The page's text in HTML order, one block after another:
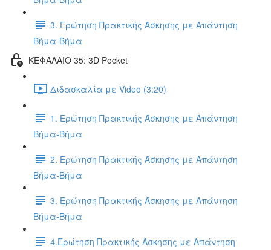
3. Ερώτηση Πρακτικής Άσκησης με Απάντηση
Βήμα-Βήμα
ΚΕΦΑΛΑΙΟ 35: 3D Pocket
Διδασκαλία με Video (3:20)
1. Ερώτηση Πρακτικής Άσκησης με Απάντηση
Βήμα-Βήμα
2. Ερώτηση Πρακτικής Άσκησης με Απάντηση
Βήμα-Βήμα
3. Ερώτηση Πρακτικής Άσκησης με Απάντηση
Βήμα-Βήμα
4.Ερώτηση Πρακτικής Άσκησης με Απάντηση